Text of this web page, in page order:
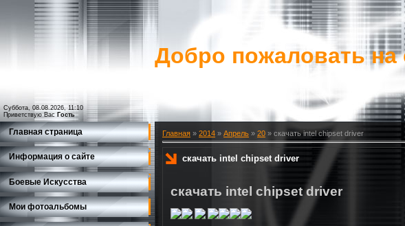
Суббота, 08.08.2026, 11:10
Приветствую Вас Гость
Добро пожаловать на
Главная страница
Информация о сайте
Боевые Искусства
Мои фотоальбомы
Главная » 2014 » Апрель » 20 » скачать intel chipset driver
скачать intel chipset driver
скачать intel chipset driver